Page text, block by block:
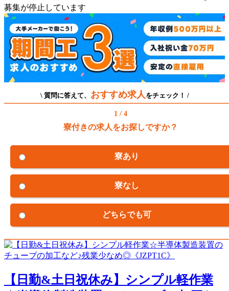
募集が停止しています
\ 質問に答えて、 おすすめ求人 をチェック！ /
1 / 4
寮付きの求人をお探しですか？
寮あり
寮なし
どちらでも可
【日勤&土日祝休み】シンプル軽作業